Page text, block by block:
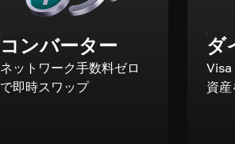
コンバーター
ネットワーク手数料ゼロ
で即時スワップ
ダ
資